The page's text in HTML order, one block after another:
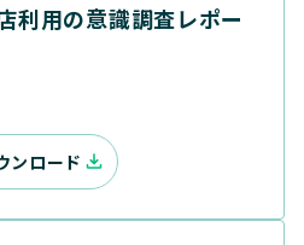
利用の意識調査レポー
ンロード